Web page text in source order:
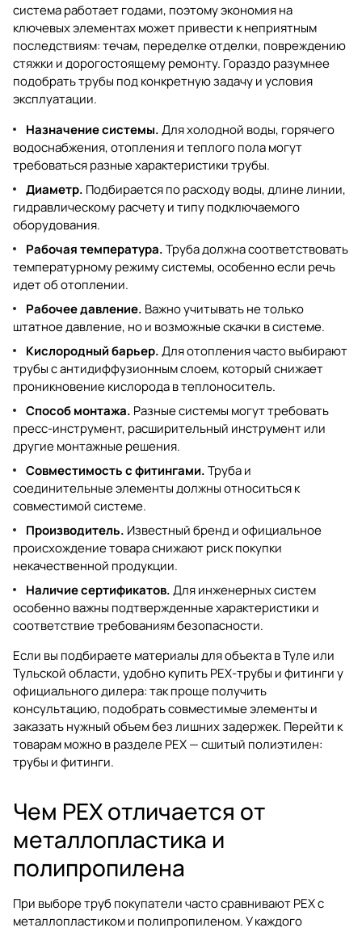
система работает годами, поэтому экономия на
ключевых элементах может привести к неприятным
последствиям: течам, переделке отделки, повреждению
стяжки и дорогостоящему ремонту. Гораздо разумнее
подобрать трубы под конкретную задачу и условия
эксплуатации.
Назначение системы.Для холодной воды, горячего
водоснабжения, отопления и теплого пола могут
требоваться разные характеристики трубы.
Диаметр. Подбирается по расходу воды, длине линии,
гидравлическому расчету и типу подключаемого
оборудования.
Рабочая температура.Труба должна соответствовать
температурному режиму системы, особенно если речь
идет об отоплении.
Рабочее давление. Важно учитывать не только
штатное давление, но и возможные скачки в системе.
Кислородный барьер.Для отопления часто выбирают
трубы с антидиффузионным слоем, который снижает
проникновение кислорода в теплоноситель.
Способ монтажа. Разные системы могут требовать
пресс-инструмент, расширительный инструмент или
другие монтажные решения.
Совместимость с фитингами.Труба и
соединительные элементы должны относиться к
совместимой системе.
Производитель. Известный бренд и официальное
происхождение товара снижают риск покупки
некачественной продукции.
Наличие сертификатов.Для инженерных систем
особенно важны подтвержденные характеристики и
соответствие требованиям безопасности.
Если вы подбираете материалы для объекта в Туле или
Тульской области, удобно купить PEX-трубы и фитинги у
официального дилера: так проще получить
консультацию, подобрать совместимые элементы и
заказать нужный объем без лишних задержек. Перейти к
товарам можно в разделеPEX — сшитый полиэтилен:
трубы и фитинги.
Чем PEX отличается от
металлопластика и
полипропилена
При выборе труб покупатели часто сравнивают PEX с
металлопластиком и полипропиленом. У каждого